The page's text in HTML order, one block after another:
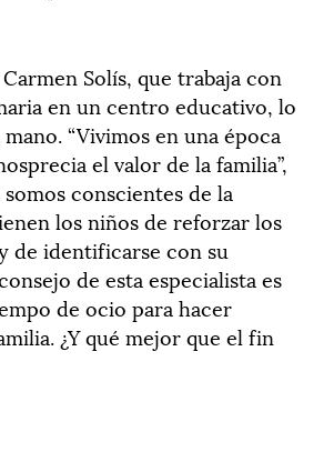
Solís, que trabaja con
en un centro educativo, lo
“Vivimos en una época
el valor de la familia”,
conscientes de la
los niños de reforzar los
de identificarse con su
de esta especialista es
de ocio para hacer
¿Y qué mejor que el fin